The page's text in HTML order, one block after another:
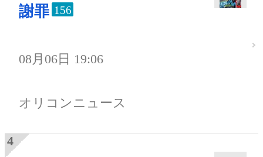
謝罪 156
08月06日 19:06
オリコンニュース